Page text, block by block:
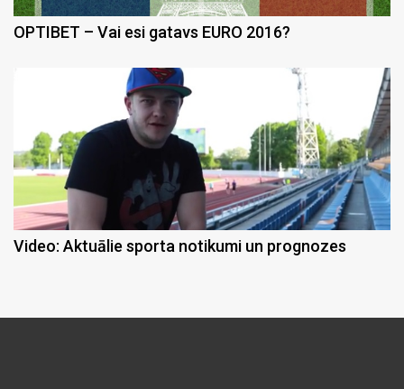
OPTIBET – Vai esi gatavs EURO 2016?
Video: Aktuālie sporta notikumi un prognozes